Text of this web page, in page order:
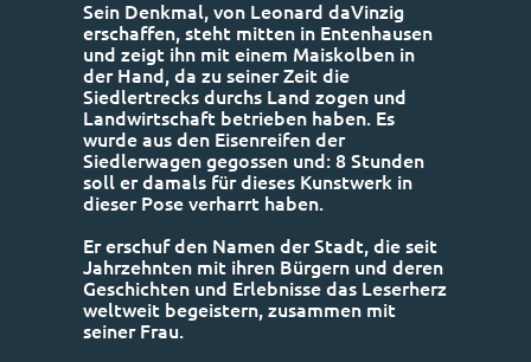
Sein Denkmal, von Leonard daVinzig
erschaffen, steht mitten in Entenhausen
und zeigt ihn mit einem Maiskolben in
der Hand, da zu seiner Zeit die
Siedlertrecks durchs Land zogen und
Landwirtschaft betrieben haben. Es
wurde aus den Eisenreifen der
Siedlerwagen gegossen und: 8 Stunden
soll er damals für dieses Kunstwerk in
dieser Pose verharrt haben.
Er erschuf den Namen der Stadt, die seit
Jahrzehnten mit ihren Bürgern und deren
Geschichten und Erlebnisse das Leserherz
weltweit begeistern, zusammen mit
seiner Frau.